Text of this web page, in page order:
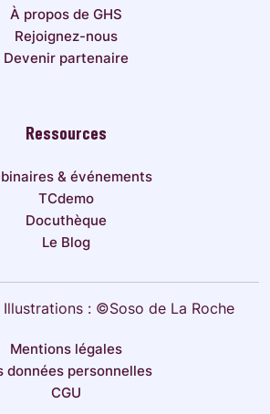
À propos de GHS
Rejoignez-nous
Devenir partenaire
Ressources
& événements
TCdemo
Docuthèque
Le Blog
: ©Soso de La Roche
Mentions légales
données personnelles
CGU